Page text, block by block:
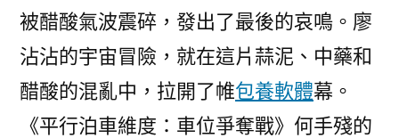
被醋酸氣波震碎，發出了最後的哀鳴。廖
沾沾的宇宙冒險，就在這片蒜泥、中藥和
醋酸的混亂中，拉開了帷包養軟體幕。
《平行泊車維度：車位爭奪戰》何手殘的